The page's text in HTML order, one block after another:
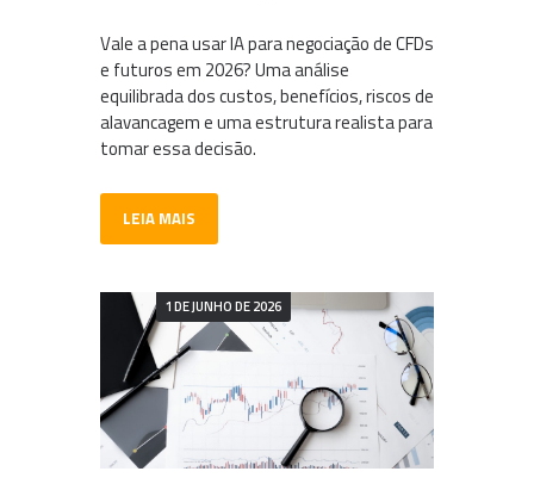
Vale a pena usar IA para negociação de CFDs
e futuros em 2026? Uma análise
equilibrada dos custos, benefícios, riscos de
alavancagem e uma estrutura realista para
tomar essa decisão.
LEIA MAIS
1 DE JUNHO DE 2026